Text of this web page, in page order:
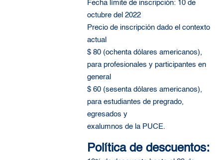
Fecha límite de inscripción: 10 de
octubre del 2022
Precio de inscripción dado el contexto
actual
$ 80 (ochenta dólares americanos),
para profesionales y participantes en
general
$ 60 (sesenta dólares americanos),
para estudiantes de pregrado,
egresados y
exalumnos de la PUCE.
Política de descuentos: